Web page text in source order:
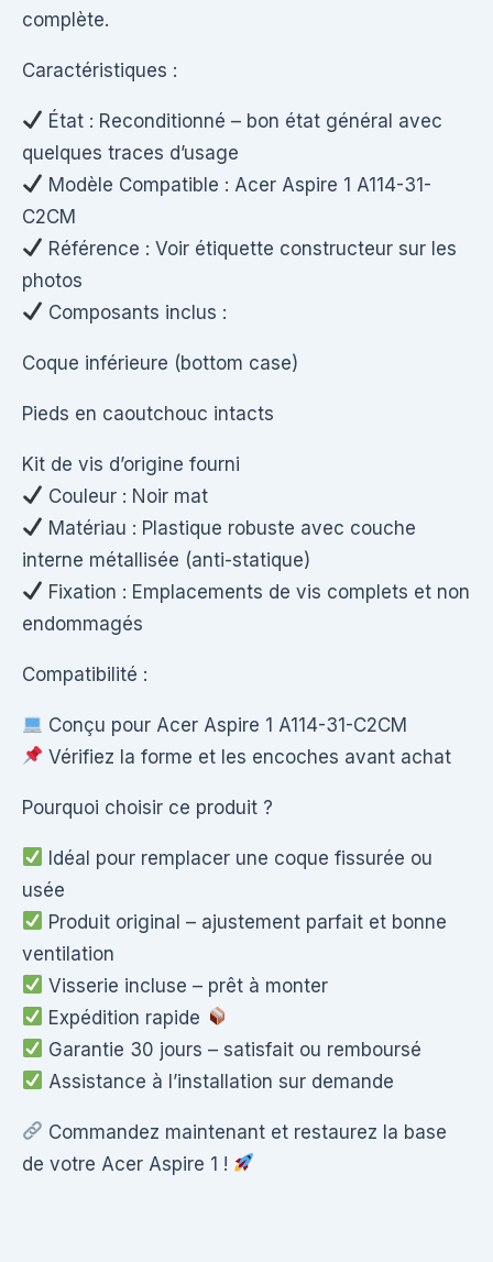
complète.
Caractéristiques :
État : Reconditionné – bon état général avec
quelques traces d’usage
Modèle Compatible : Acer Aspire 1 A114-31-
C2CM
Référence : Voir étiquette constructeur sur les
photos
Composants inclus :
Coque inférieure (bottom case)
Pieds en caoutchouc intacts
Kit de vis d’origine fourni
Couleur : Noir mat
Matériau : Plastique robuste avec couche
interne métallisée (anti-statique)
Fixation : Emplacements de vis complets et non
endommagés
Compatibilité :
Conçu pour Acer Aspire 1 A114-31-C2CM
Vérifiez la forme et les encoches avant achat
Pourquoi choisir ce produit ?
Idéal pour remplacer une coque fissurée ou
usée
Produit original – ajustement parfait et bonne
ventilation
Visserie incluse – prêt à monter
Expédition rapide
Garantie 30 jours – satisfait ou remboursé
Assistance à l’installation sur demande
Commandez maintenant et restaurez la base
de votre Acer Aspire 1 !